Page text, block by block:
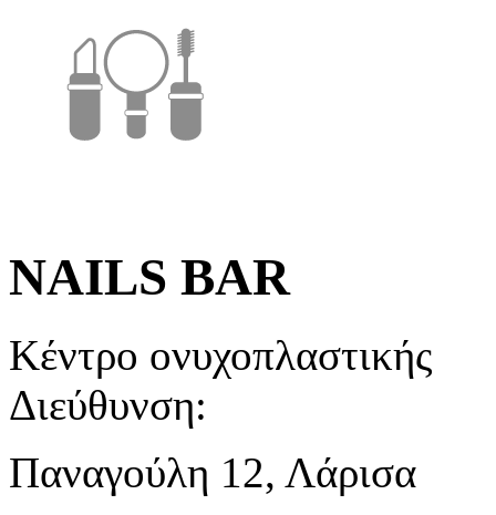
NAILS BAR
Κέντρο ονυχοπλαστικής
Διεύθυνση:
Παναγούλη 12, Λάρισα